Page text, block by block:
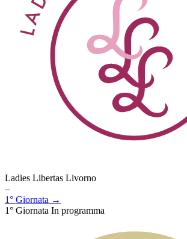
Ladies Libertas Livorno
–
1° Giornata →
1° Giornata In programma